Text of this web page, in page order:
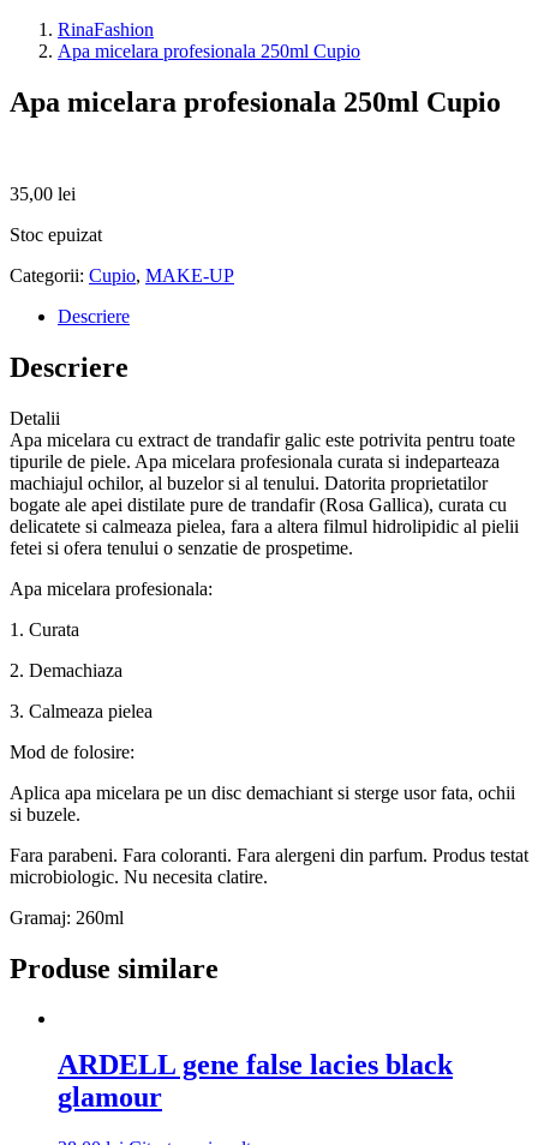
RinaFashion
Apa micelara profesionala 250ml Cupio
Apa micelara profesionala 250ml Cupio
35,00 lei
Stoc epuizat
Categorii: Cupio, MAKE-UP
Descriere
Descriere
Detalii
Apa micelara cu extract de trandafir galic este potrivita pentru toate
tipurile de piele. Apa micelara profesionala curata si indeparteaza
machiajul ochilor, al buzelor si al tenului. Datorita proprietatilor
bogate ale apei distilate pure de trandafir (Rosa Gallica), curata cu
delicatete si calmeaza pielea, fara a altera filmul hidrolipidic al pielii
fetei si ofera tenului o senzatie de prospetime.
Apa micelara profesionala:
1. Curata
2. Demachiaza
3. Calmeaza pielea
Mod de folosire:
Aplica apa micelara pe un disc demachiant si sterge usor fata, ochii
si buzele.
Fara parabeni. Fara coloranti. Fara alergeni din parfum. Produs testat
microbiologic. Nu necesita clatire.
Gramaj: 260ml
Produse similare
ARDELL gene false lacies black
glamour